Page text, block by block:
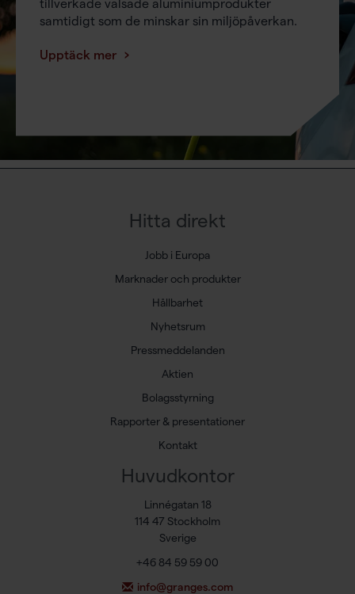
tillverkade valsade aluminiumprodukter
samtidigt som de minskar sin miljöpåverkan.
Upptäck mer
Hitta direkt
Jobb i Europa
Marknader och produkter
Hållbarhet
Nyhetsrum
Pressmeddelanden
Aktien
Bolagsstyrning
Rapporter & presentationer
Kontakt
Huvudkontor
Linnégatan 18
114 47 Stockholm
Sverige
+46 84 59 59 00
info@granges.com